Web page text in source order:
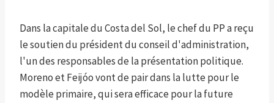
Dans la capitale du Costa del Sol, le chef du PP a reçu
le soutien du président du conseil d'administration,
l'un des responsables de la présentation politique.
Moreno et Feijóo vont de pair dans la lutte pour le
modèle primaire, qui sera efficace pour la future